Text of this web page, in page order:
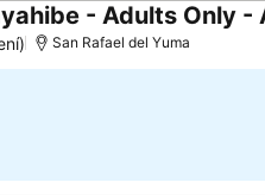
- Adults Only -
San Rafael del Yuma